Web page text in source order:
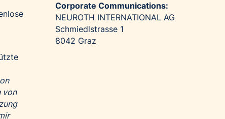
von
Corporate Communications:
NEUROTH INTERNATIONAL AG
Schmiedlstrasse 1
8042 Graz